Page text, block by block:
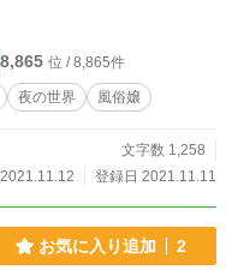
8,865 位 / 8,865件
夜の世界 風俗嬢
文字数 1,258
登録日 2021.11.11
お気に入り追加 2